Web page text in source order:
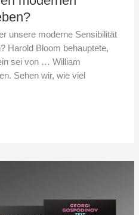
unsere moderne Sensibilität
Harold Bloom behauptete,
sei von … William
Sehen wir, wie viel